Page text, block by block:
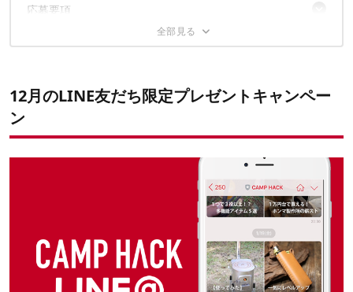
オムニチャージ「Omni20」
「ルーメナー2」
チャムス「アルパインパーティダウンジャケット」
CAMP HACKをLINE友だちに追加
LINE下部に表示されている文字をタップ！
3分で終わるアンケートに回答する！
応募要項
キャンペーン概要
当選発表
キャンペーン応募期間
12月のLINE友だち限定プレゼントキャンペー
ン